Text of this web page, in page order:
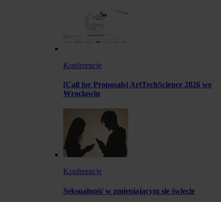
Konferencje
[Call for Proposals] ArtTechScience 2026 we
Wrocławiu
Konferencje
Seksualność w zmieniającym się świecie